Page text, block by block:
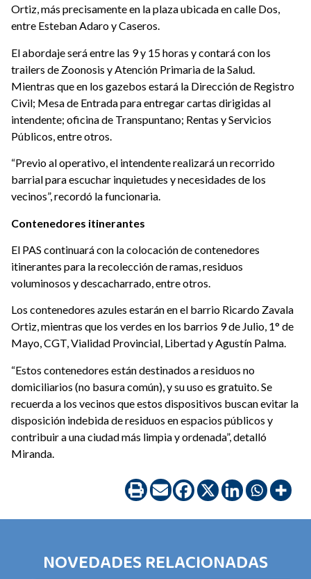
Ortiz, más precisamente en la plaza ubicada en calle Dos,
entre Esteban Adaro y Caseros.
El abordaje será entre las 9 y 15 horas y contará con los
trailers de Zoonosis y Atención Primaria de la Salud.
Mientras que en los gazebos estará la Dirección de Registro
Civil; Mesa de Entrada para entregar cartas dirigidas al
intendente; oficina de Transpuntano; Rentas y Servicios
Públicos, entre otros.
“Previo al operativo, el intendente realizará un recorrido
barrial para escuchar inquietudes y necesidades de los
vecinos”, recordó la funcionaria.
Contenedores itinerantes
El PAS continuará con la colocación de contenedores
itinerantes para la recolección de ramas, residuos
voluminosos y descacharrado, entre otros.
Los contenedores azules estarán en el barrio Ricardo Zavala
Ortiz, mientras que los verdes en los barrios 9 de Julio, 1° de
Mayo, CGT, Vialidad Provincial, Libertad y Agustín Palma.
“Estos contenedores están destinados a residuos no
domiciliarios (no basura común), y su uso es gratuito. Se
recuerda a los vecinos que estos dispositivos buscan evitar la
disposición indebida de residuos en espacios públicos y
contribuir a una ciudad más limpia y ordenada”, detalló
Miranda.
NOVEDADES RELACIONADAS